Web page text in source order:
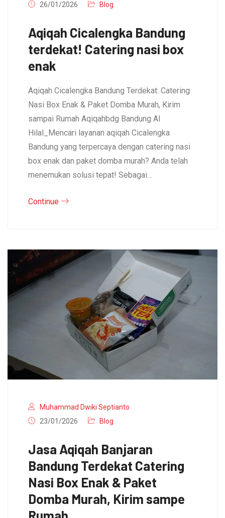
26/01/2026
Blog
Aqiqah Cicalengka Bandung
terdekat! Catering nasi box
enak
Aqiqah Cicalengka Bandung Terdekat: Catering
Nasi Box Enak & Paket Domba Murah, Kirim
sampai Rumah Aqiqahbdg Bandung Al
Hilal_Mencari layanan aqiqah Cicalengka
Bandung yang terpercaya dengan catering nasi
box enak dan paket domba murah? Anda telah
menemukan solusi tepat! Sebagai…
Continue
Muhammad Dwiki Septianto
23/01/2026
Blog
Jasa Aqiqah Banjaran
Bandung Terdekat Catering
Nasi Box Enak & Paket
Domba Murah, Kirim sampe